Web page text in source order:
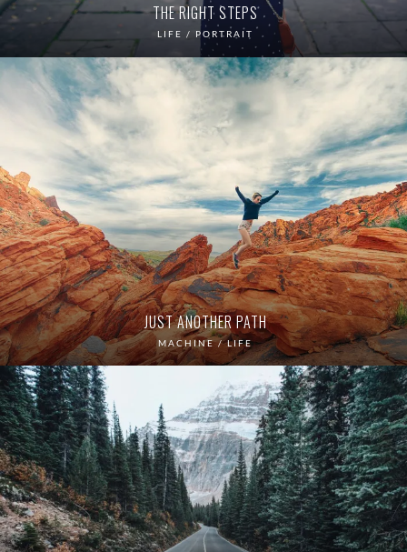
THE RIGHT STEPS
LIFE / PORTRAIT
JUST ANOTHER PATH
MACHINE / LIFE